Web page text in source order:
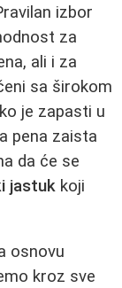
izbor
za
ali i za
sa širokom
je zapasti u
pena zaista
da će se
jastuk koji
osnovu
kroz sve